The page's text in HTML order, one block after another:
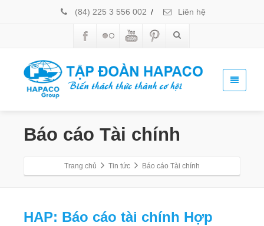
(84) 225 3 556 002 / Liên hệ
Báo cáo Tài chính
Trang chủ Tin tức Báo cáo Tài chính
HAP: Báo cáo tài chính Hợp